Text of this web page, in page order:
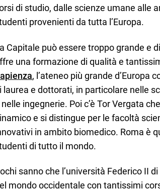
di studio, dalle scienze umane alle
provenienti da tutta l’Europa.
Capitale può essere troppo grande e
una formazione di qualità e
, l’ateneo più grande d’Europa
laurea e dottorati, in particolare nelle
ingegnerie. Poi c’è Tor Vergata
e si distingue per le facoltà
in ambito biomedico. Roma è
di tutto il mondo.
sanno che l’università Federico II di
mondo occidentale con tantissimi